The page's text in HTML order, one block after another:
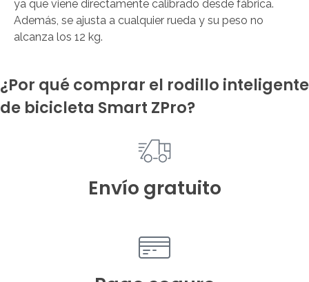
ya que viene directamente calibrado desde fábrica.
Además, se ajusta a cualquier rueda y su peso no
alcanza los 12 kg.
¿Por qué comprar el rodillo inteligente
de bicicleta Smart ZPro?
Envío gratuito